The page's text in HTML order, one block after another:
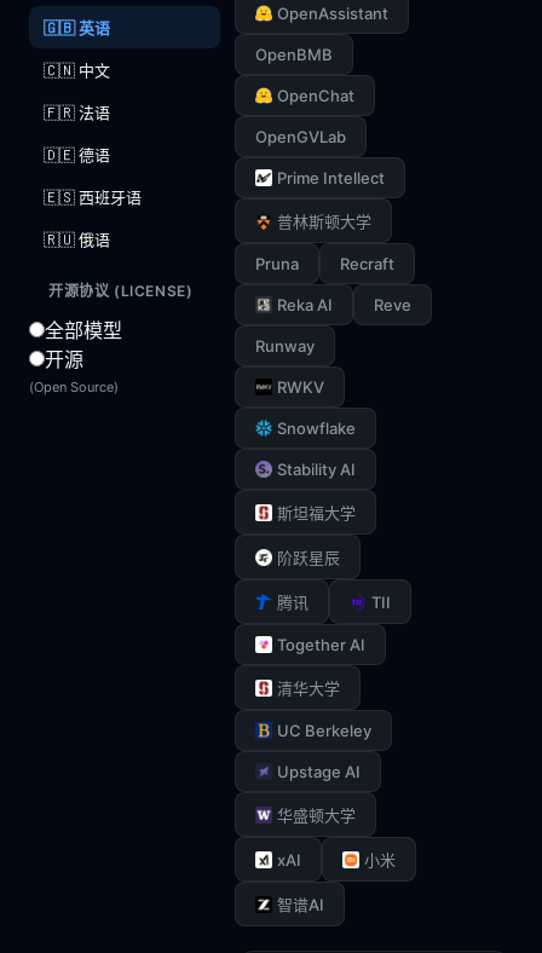
🇬🇧 英语
🇨🇳 中文
🇫🇷 法语
🇩🇪 德语
🇪🇸 西班牙语
🇷🇺 俄语
开源协议 (LICENSE)
全部模型
开源
(Open Source)
OpenAssistant
OpenBMB
OpenChat
OpenGVLab
Prime Intellect
普林斯顿大学
Pruna Recraft
Reka AI Reve
Runway
RWKV
Snowflake
Stability AI
斯坦福大学
阶跃星辰
腾讯 TII
Together AI
清华大学
UC Berkeley
Upstage AI
华盛顿大学
xAI 小米
智谱AI